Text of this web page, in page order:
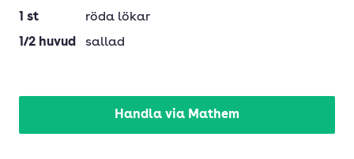
1 st
röda lökar
1/2 huvud sallad
Handla via Mathem